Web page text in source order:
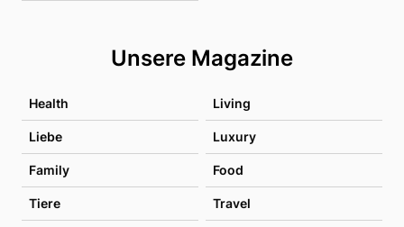
Unsere Magazine
Health Living
Liebe Luxury
Family Food
Tiere Travel